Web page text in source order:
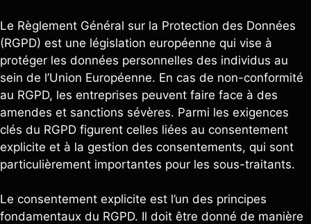
Le Règlement Général sur la Protection des Données
(RGPD) est une législation européenne qui vise à
protéger les données personnelles des individus au
sein de l’Union Européenne. En cas de non-conformité
au RGPD, les entreprises peuvent faire face à des
amendes et sanctions sévères. Parmi les exigences
clés du RGPD figurent celles liées au consentement
explicite et à la gestion des consentements, qui sont
particulièrement importantes pour les sous-traitants.
Le consentement explicite est l’un des principes
fondamentaux du RGPD. Il doit être donné de manière